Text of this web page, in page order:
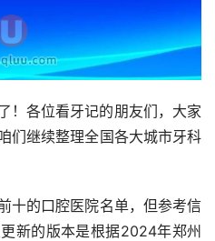
！各位看牙记的朋友们，大家
们继续整理全国各大城市牙科
十的口腔医院名单，但参考信
新的版本是根据2024年郑州